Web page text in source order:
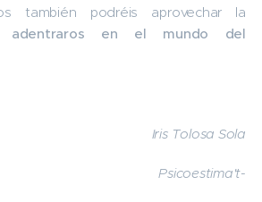
también podréis aprovechar la
adentraros en el mundo del
Iris Tolosa Sola
Psicoestima't-